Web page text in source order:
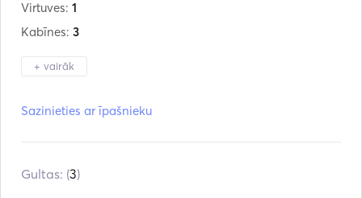
Virtuves: 1
Kabīnes: 3
+ vairāk
Dzinēji: 1 x 57hp
Sazinieties ar īpašnieku
Gultas: (3)